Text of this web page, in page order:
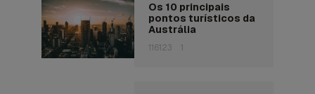
Os 10 principais
pontos turísticos da
Austrália
116123 1